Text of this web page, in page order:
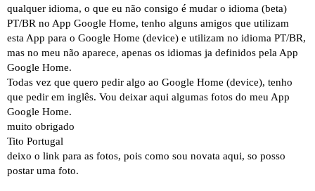
qualquer idioma, o que eu não consigo é mudar o idioma (beta)
PT/BR no App Google Home, tenho alguns amigos que utilizam
esta App para o Google Home (device) e utilizam no idioma PT/BR,
mas no meu não aparece, apenas os idiomas ja definidos pela App
Google Home.
Todas vez que quero pedir algo ao Google Home (device), tenho
que pedir em inglês. Vou deixar aqui algumas fotos do meu App
Google Home.
muito obrigado
Tito Portugal
deixo o link para as fotos, pois como sou novata aqui, so posso
postar uma foto.